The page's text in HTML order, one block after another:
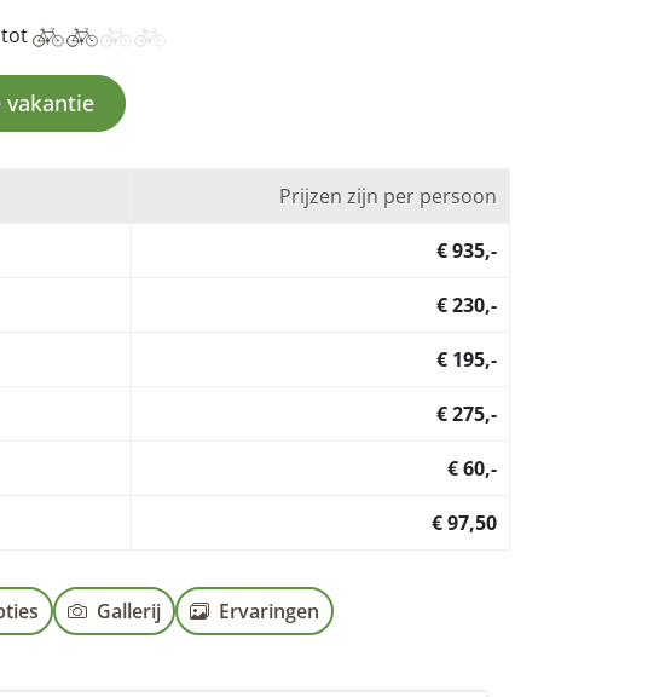
tot
vakantie
Prijzen zijn per persoon
€ 935,-
€ 230,-
€ 195,-
€ 275,-
€ 60,-
€ 97,50
Gallerij Ervaringen